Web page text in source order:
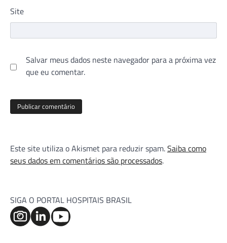
Site
Salvar meus dados neste navegador para a próxima vez
que eu comentar.
Este site utiliza o Akismet para reduzir spam.Saiba como
seus dados em comentários são processados.
SIGA O PORTAL HOSPITAIS BRASIL